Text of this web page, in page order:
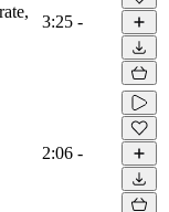
3:25 -
2:06 -